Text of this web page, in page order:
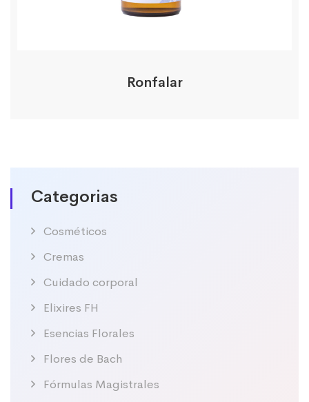
Categorias
Cosméticos
Cremas
Cuidado corporal
Elixires FH
Esencias Florales
Flores de Bach
Fórmulas Magistrales
Ronfalar